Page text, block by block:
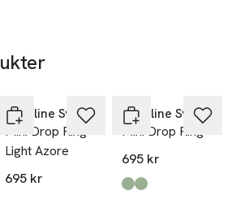
Caroline Svedbom
Mini Drop Ring
Light Azore
695 kr
Caroline Svedbom
Mini Drop Ring
695 kr
Produkten finns i
Chrysolite1
Chrysolite